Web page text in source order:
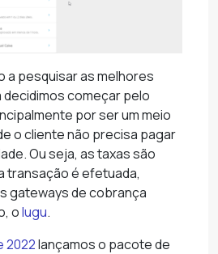
a pesquisar as melhores
começar pelo
por ser um meio
o cliente não precisa pagar
Ou seja, as taxas são
transação é efetuada,
gateways de cobrança
oIugu.
2022lançamos o pacote de